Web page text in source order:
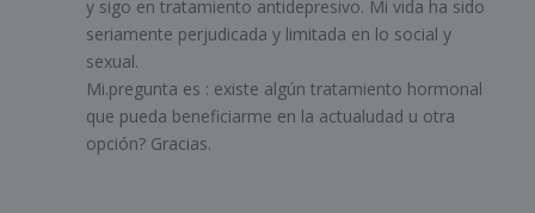
y sigo en tratamiento antidepresivo. Mi vida ha sido
seriamente perjudicada y limitada en lo social y
sexual.
Mi.pregunta es : existe algún tratamiento hormonal
que pueda beneficiarme en la actualudad u otra
opción? Gracias.